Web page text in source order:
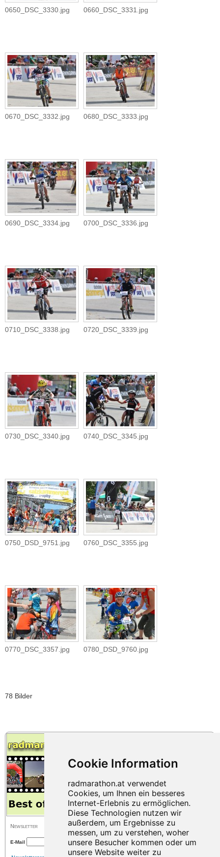
0650_DSC_3330.jpg 0660_DSC_3331.jpg
0670_DSC_3332.jpg 0680_DSC_3333.jpg
0690_DSC_3334.jpg 0700_DSC_3336.jpg
0710_DSC_3338.jpg 0720_DSC_3339.jpg
0730_DSC_3340.jpg 0740_DSC_3345.jpg
0750_DSD_9751.jpg 0760_DSC_3355.jpg
0770_DSC_3357.jpg 0780_DSD_9760.jpg
78 Bilder
Newsletter
E-Mail